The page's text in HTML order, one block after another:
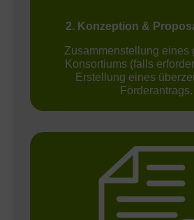
2. Konzeption &
Zusammenstellung eines
Konsortiums (falls
Erstellung eines
Förderantrags.